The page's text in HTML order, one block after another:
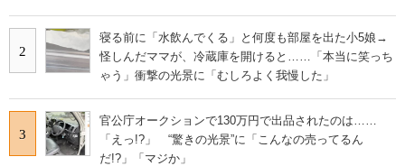
2
寝る前に「水飲んでくる」と何度も部屋を出た小5娘→
怪しんだママが、冷蔵庫を開けると……「本当に笑っち
ゃう」衝撃の光景に「むしろよく我慢した」
3
官公庁オークションで130万円で出品されたのは……
「えっ!?」 “驚きの光景”に「こんなの売ってるん
だ!?」「マジか」